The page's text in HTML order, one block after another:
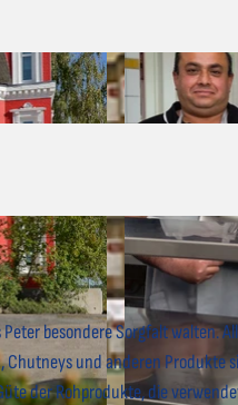
besondere Sorgfalt walten.
und anderen Produkte
der Rohprodukte, die